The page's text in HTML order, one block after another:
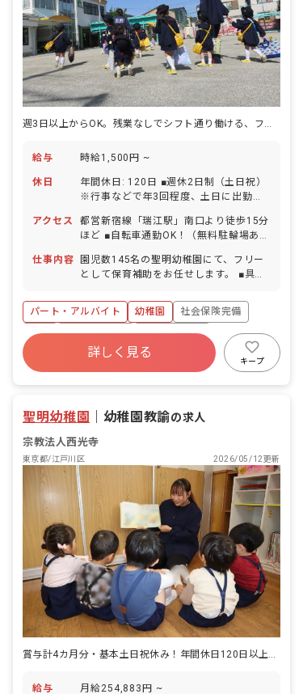
週3日以上からOK。残業なしでシフト通り働ける、フリー保育補助のお仕事
給与 時給1,500円 ~
休日
年間休日: 120日 ■週休2日制（土日祝）
※行事などで年3回程度、土日に出勤す
手当支給あり） ■春季休暇（7日間程
度） ■夏季休暇（20日間程度） ■冬季休
暇（10日間程度） ※長期休暇の預かり
保育で当番制の出勤あり ■年末年始休暇
可能性あり ■有給休暇（法定通り） ・年
5日は自由取得 ・時間給制あり ・残日数
は長期休みにて消化 ■産前産後・育児休
暇（取得実績あり）※法規定による ※春
季・夏季・冬季休暇の日数は年度により
変動あり ◇忌引などには柔軟に対応いた
します。お子様がいる方でもスムーズに
ます。
アクセス
都営新宿線「瑞江駅」南口より徒歩15分
ほど ■自転車通勤OK！（無料駐輪場あ
仕事内容
園児数145名の聖明幼稚園にて、フリー
として保育補助をお任せします。 ■具体
お休み教諭クラスの保育業務 ・清掃 ・
行事企画、準備 ・園バス乗車 ・預かり
保育・プレ保育（未就園児）等
パート・アルバイト 幼稚園
社会保険完備
有給
福利厚生充実
産休育休制度
ブランクOK
詳しく見る
キープ
聖明幼稚園 幼稚園教諭の求人
宗教法人西光寺
東京都/江戸川区 2026/05/12更新
給与 月給254,883円 ~